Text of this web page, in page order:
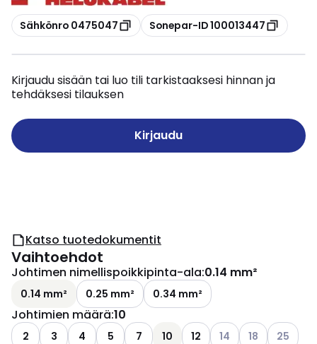
Kopioi
Sähkönro 0475047 Kopioi
Sonepar-ID 100013447
Kirjaudu sisään tai luo tili tarkistaaksesi hinnan ja
tehdäksesi tilauksen
Kirjaudu
Katso tuotedokumentit
Vaihtoehdot
Johtimen nimellispoikkipinta-ala:0.14 mm²
0.14 mm² 0.25 mm² 0.34 mm²
Johtimien määrä:10
2 3 4 5 7 10 12 Katso käytettävissä
14 Katso
18 Katso
25